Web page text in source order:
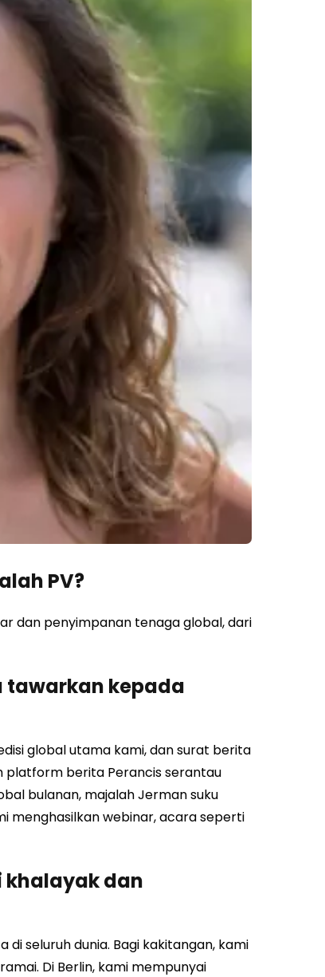
PV?
dan penyimpanan tenaga global, dari
tawarkan kepada
global utama kami, dan surat berita
platform berita Perancis serantau
bulanan, majalah Jerman suku
menghasilkan webinar, acara seperti
khalayak dan
seluruh dunia. Bagi kakitangan, kami
Di Berlin, kami mempunyai